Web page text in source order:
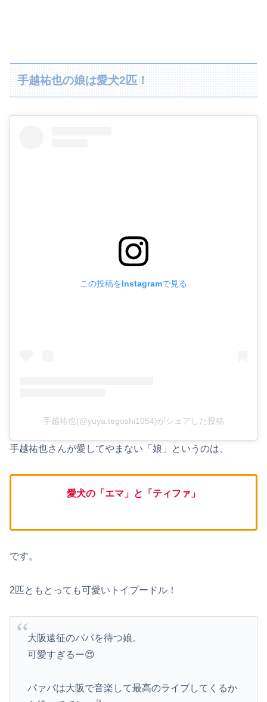
手越祐也の娘は愛犬2匹！
この投稿をInstagramで見る
手越祐也(@yuya.tegoshi1054)がシェアした投稿
手越祐也さんが愛してやまない「娘」というのは、
愛犬の「エマ」と「ティファ」
です。
2匹ともとっても可愛いトイプードル！
大阪遠征のパパを待つ娘。
可愛すぎるー😍
パァパは大阪で音楽して最高のライブしてくるか